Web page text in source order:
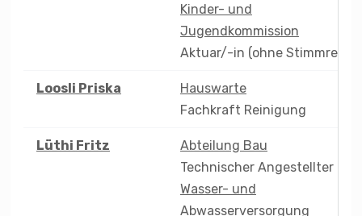
Kinder- und
Jugendkommission
Aktuar/-in (ohne Stimmrecht)
Loosli Priska
Hauswarte
Fachkraft Reinigung
Lüthi Fritz
Abteilung Bau
Technischer Angestellter
Wasser- und
Abwasserversorgung